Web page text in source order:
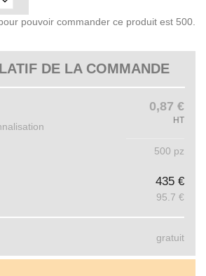
pouvoir commander ce produit est 500.
DE LA COMMANDE
0,87 €
HT
500 pz
435 €
95.7 €
gratuit